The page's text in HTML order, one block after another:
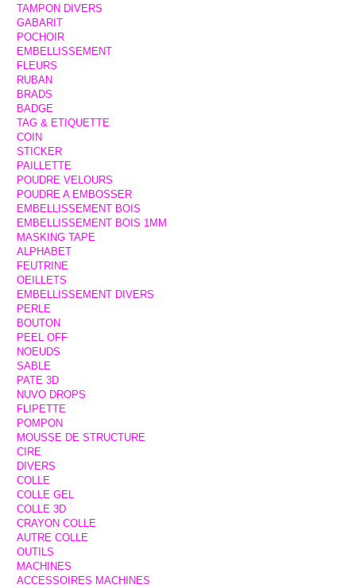
TAMPON DIVERS
GABARIT
POCHOIR
EMBELLISSEMENT
FLEURS
RUBAN
BRADS
BADGE
TAG & ETIQUETTE
COIN
STICKER
PAILLETTE
POUDRE VELOURS
POUDRE A EMBOSSER
EMBELLISSEMENT BOIS
EMBELLISSEMENT BOIS 1MM
MASKING TAPE
ALPHABET
FEUTRINE
OEILLETS
EMBELLISSEMENT DIVERS
PERLE
BOUTON
PEEL OFF
NOEUDS
SABLE
PATE 3D
NUVO DROPS
FLIPETTE
POMPON
MOUSSE DE STRUCTURE
CIRE
DIVERS
COLLE
COLLE GEL
COLLE 3D
CRAYON COLLE
AUTRE COLLE
OUTILS
MACHINES
ACCESSOIRES MACHINES